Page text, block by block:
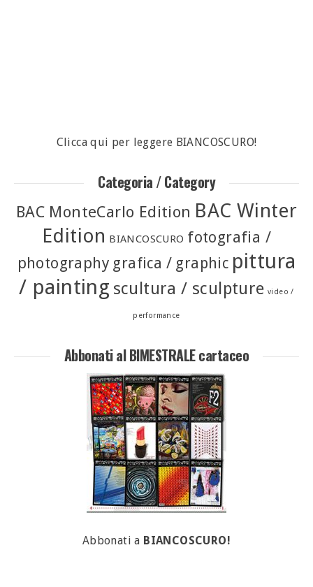
Clicca qui per leggere BIANCOSCURO!
Categoria / Category
BAC MonteCarlo Edition BAC Winter
Edition BIANCOSCURO fotografia /
photography grafica / graphic pittura
/ painting scultura / sculpture video /
performance
Abbonati al BIMESTRALE cartaceo
Abbonati a BIANCOSCURO!